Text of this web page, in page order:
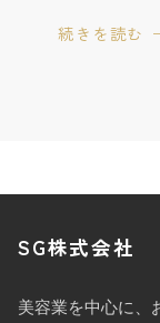
続きを読む
SG株式会社
美容業を中心に、